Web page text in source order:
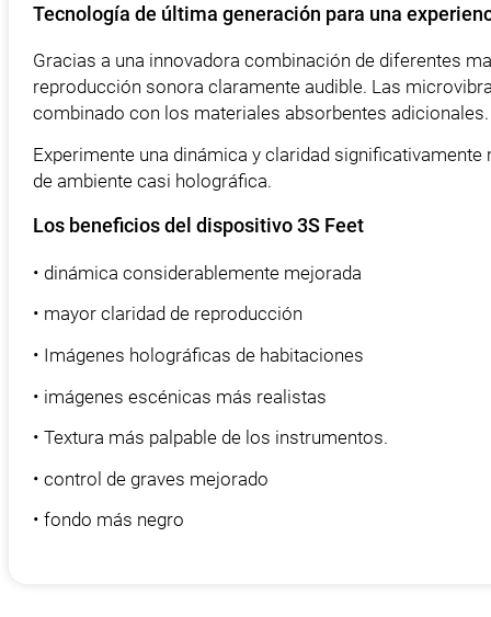
Tecnología de última generación para una
Gracias a una innovadora combinación de diferentes
reproducción sonora claramente audible. Las
combinado con los materiales absorbentes
Experimente una dinámica y claridad
de ambiente casi holográfica.
Los beneficios del dispositivo 3S Feet
• dinámica considerablemente mejorada
• mayor claridad de reproducción
• Imágenes holográficas de habitaciones
• imágenes escénicas más realistas
• Textura más palpable de los instrumentos.
• control de graves mejorado
• fondo más negro